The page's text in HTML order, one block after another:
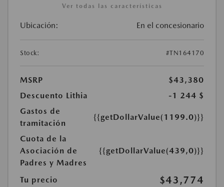
Ver todas las características
Ubicación: En el concesionario
Stock: #TN164170
MSRP
$43,380
Descuento Lithia
-1 244 $
Gastos de
tramitación
{{getDollarValue(1199.0)}}
Cuota de la
Asociación de
Padres y Madres
{{getDollarValue(439,0)}}
Tu precio $43,774